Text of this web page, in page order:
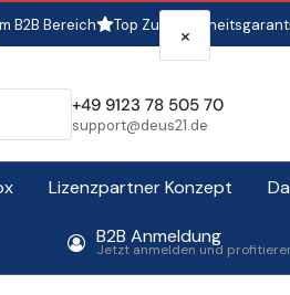
B2B Bereich Top
+49 9123 78 505 70
support@deus21.de
Lizenzpartner Konzept
B2B Anmeldung
Jetzt anmelden und
×